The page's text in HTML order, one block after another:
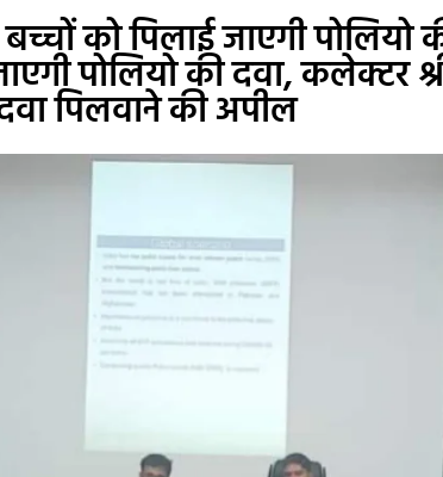
को पिलाई जाएगी पोलियो
पोलियो की दवा, कलेक्टर
पिलवाने की अपील